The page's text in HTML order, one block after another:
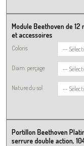
Module Beethoven de 12
et accessoires
Coloris
Diam. perçage
Nature du sol
Portillon Beethoven
serrure double action,